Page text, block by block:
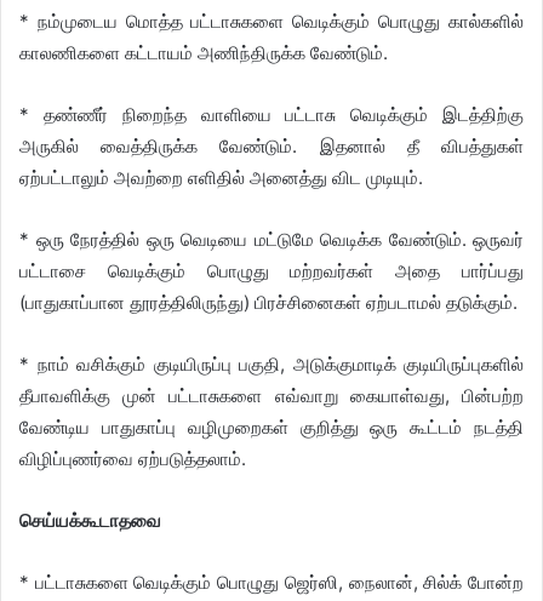
* நம்முடைய மொத்த பட்டாசுகளை வெடிக்கும் பொழுது கால்களில்
காலணிகளை கட்டாயம் அணிந்திருக்க வேண்டும்.
* தண்ணீர் நிறைந்த வாளியை பட்டாசு வெடிக்கும் இடத்திற்கு
அருகில் வைத்திருக்க வேண்டும். இதனால் தீ விபத்துகள்
ஏற்பட்டாலும் அவற்றை எளிதில் அனைத்து விட முடியும்.
* ஒரு நேரத்தில் ஒரு வெடியை மட்டுமே வெடிக்க வேண்டும். ஒருவர்
பட்டாசை வெடிக்கும் பொழுது மற்றவர்கள் அதை பார்ப்பது
(பாதுகாப்பான தூரத்திலிருந்து) பிரச்சினைகள் ஏற்படாமல் தடுக்கும்.
* நாம் வசிக்கும் குடியிருப்பு பகுதி, அடுக்குமாடிக் குடியிருப்புகளில்
தீபாவளிக்கு முன் பட்டாசுகளை எவ்வாறு கையாள்வது, பின்பற்ற
வேண்டிய பாதுகாப்பு வழிமுறைகள் குறித்து ஒரு கூட்டம் நடத்தி
விழிப்புணர்வை ஏற்படுத்தலாம்.
செய்யக்கூடாதவை
* பட்டாசுகளை வெடிக்கும் பொழுது ஜெர்ஸி, நைலான், சில்க் போன்ற